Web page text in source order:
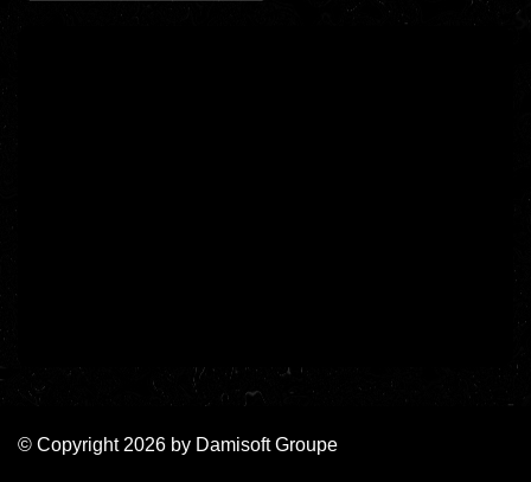
© Copyright 2026 by Damisoft Groupe